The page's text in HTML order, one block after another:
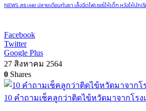
NEWS: สธ.เผย ปลายเดือนกันยา เล็งฉีดไฟเซอร์ให้เด็ก หวังให้นักเ
Facebook
Twitter
Google Plus
27 สิงหาคม 2564
0 Shares
10 คำถามเช็คลูกว่าติดไข้หวัดมาจากโรง